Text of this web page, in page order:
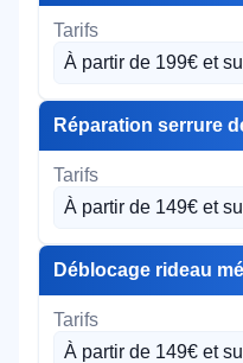
À partir de 199€ et
Réparation serrure
À partir de 149€ et
Déblocage rideau
À partir de 149€ et